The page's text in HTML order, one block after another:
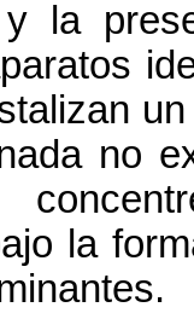
la
no
la